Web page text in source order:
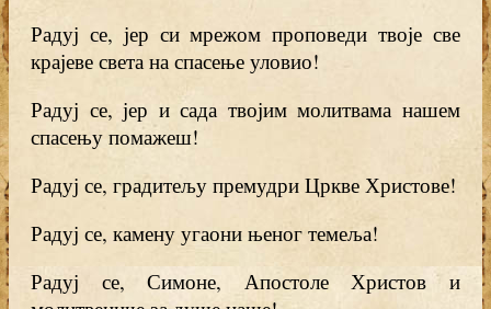
Радуј се, јер си мрежом проповеди твоје све
крајеве света на спасење уловио!
Радуј се, јер и сада твојим молитвама нашем
спасењу помажеш!
Радуј се, градитељу премудри Цркве Христове!
Радуј се, камену угаони њеног темеља!
Радуј се, Симоне, Апостоле Христов и